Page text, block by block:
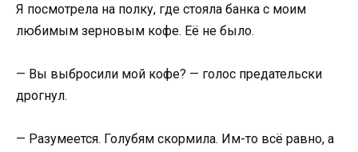
Я посмотрела на полку, где стояла банка с моим
любимым зерновым кофе. Её не было.
— Вы выбросили мой кофе? — голос предательски
дрогнул.
— Разумеется. Голубям скормила. Им-то всё равно, а